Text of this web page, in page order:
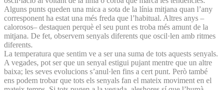
Alguns punts queden una mica a sota de la línia mitjana quan l’any
corresponent ha estat una més freda que l’habitual. Altres anys –
calorosos– destaquen perquè el seu punt es troba més amunt de la
mitjana. De fet, observem senyals diferents que oscil·len amb ritmes
diferents.
La temperatura que sentim ve a ser una suma de tots aquests senyals.
A vegades, pot ser que un senyal estigui pujant mentre que un altre
baixa; les seves evolucions s’anul·len fins a cert punt. Però també
ens podem trobar que tots els senyals fan el mateix moviment en el